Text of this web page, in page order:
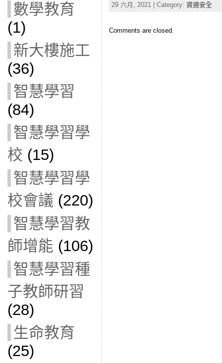
數學教育
(1)
新大樓施工
(36)
智慧學習
(84)
智慧學習學
校 (15)
智慧學習學
校會議 (220)
智慧學習教
師增能 (106)
智慧學習種
子教師研習
(28)
生命教育
(25)
29 六月, 2021 | Category: 資通安全
Comments are closed.